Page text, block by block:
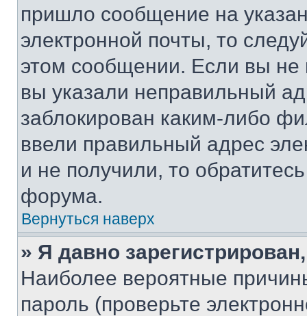
пришло сообщение на
электронной почты, то
этом сообщении. Если вы
вы указали неправильный
заблокирован каким-либо
ввели правильный адрес
и не получили, то
форума.
Вернуться наверх
» Я давно
Наиболее вероятные
пароль (проверьте